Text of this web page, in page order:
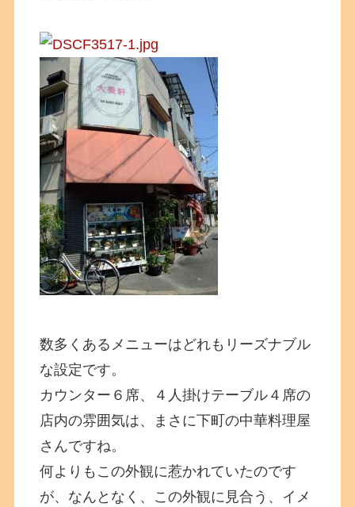
数多くあるメニューはどれもリーズナブル
な設定です。
カウンター６席、４人掛けテーブル４席の
店内の雰囲気は、まさに下町の中華料理屋
さんですね。
何よりもこの外観に惹かれていたのです
が、なんとなく、この外観に見合う、イメ